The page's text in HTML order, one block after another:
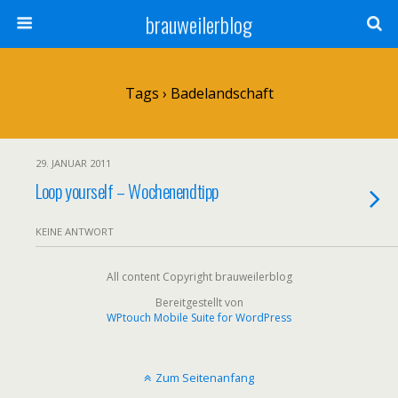
brauweilerblog
Tags › Badelandschaft
29. JANUAR 2011
Loop yourself – Wochenendtipp
KEINE ANTWORT
All content Copyright brauweilerblog
Bereitgestellt von
WPtouch Mobile Suite for WordPress
Zum Seitenanfang